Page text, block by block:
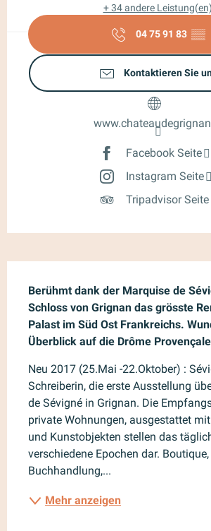
+ 34 andere Leistung(en)
04 75 91 83 ▒▒
Kontaktieren Sie
Facebook Seite
Instagram Seite
Tripadvisor Seite
Berühmt dank der Marquise de
Schloss von Grignan das grösste
Palast im Süd Ost Frankreichs.
Überblick auf die Drôme
Neu 2017 (25.Mai -22.Oktober) :
Schreiberin, die erste Ausstellung
de Sévigné in Grignan. Die
private Wohnungen, ausgestattet
und Kunstobjekten stellen das
verschiedene Epochen dar. Boutique,
Buchhandlung,...
Mehr anzeigen